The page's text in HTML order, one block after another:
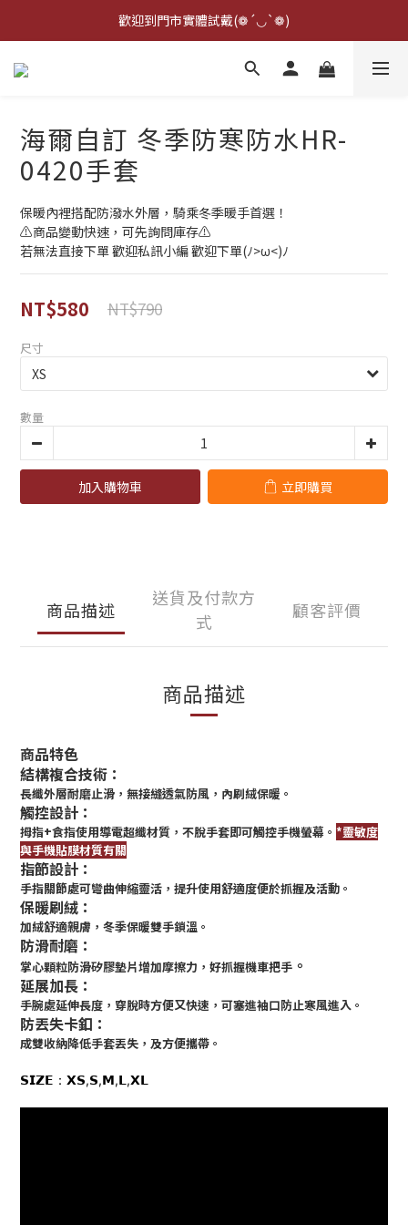
點擊右下方客服可詢問即時庫存☆*: .｡. o(≧▽≦)o .｡.:*☆
歡迎到門市實體試戴(❁´◡`❁)
雨衣盲盒現正開跑╰(*°▽°*)╯
海爾自訂 冬季防寒防水HR-
0420手套
保暖內裡搭配防潑水外層，騎乘冬季暖手首選！
⚠️商品變動快速，可先詢問庫存⚠️
若無法直接下單 歡迎私訊小編 歡迎下單(ﾉ>ω<)ﾉ
NT$580 NT$790
尺寸
數量
加入購物車 立即購買
商品描述
送貨及付款方
式
顧客評價
商品描述
商品特色
結構複合技術 ：
長纖外層耐磨止滑 ，無接縫透氣防風 ，內刷絨保暖。
觸控設計：
拇指+食指使用導電超纖材質，不脫手套即可觸控手機螢幕 。 *靈敏度
與手機貼膜材質有關
指節設計：
手指關節處可彎曲伸縮靈活，提升使用舒適度便於抓握及活動 。
保暖刷絨：
加絨舒適親膚，冬季保暖雙手鎖溫 。
防滑耐磨：
掌心顆粒防滑矽膠墊片增加摩擦力，好抓握機車把手 。
延展加長：
手腕處延伸長度，穿脫時方便又快速 ，可塞進袖口防止寒風進入 。
防丟失卡釦：
成雙收納降低手套丟失，及方便攜帶 。
𝗦𝗜𝗭𝗘：𝗫𝗦,𝗦,𝗠,𝗟,𝗫𝗟